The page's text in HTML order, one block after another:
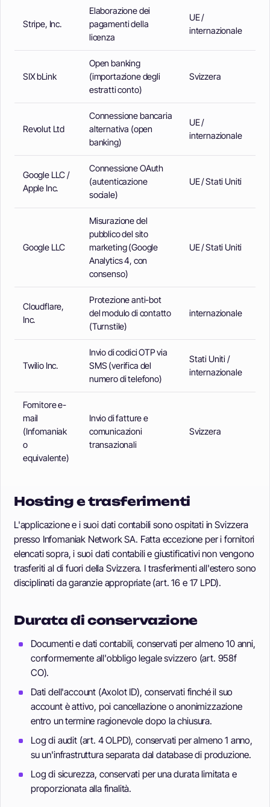
Stripe, Inc.
Elaborazione dei
pagamenti della
licenza
UE /
internazionale
SIX bLink
Open banking
(importazione degli
estratti conto)
Svizzera
Revolut Ltd
Connessione bancaria
alternativa (open
banking)
UE /
internazionale
Google LLC /
Apple Inc.
Connessione OAuth
(autenticazione
sociale)
UE / Stati Uniti
Google LLC
Misurazione del
pubblico del sito
marketing (Google
Analytics 4, con
consenso)
UE / Stati Uniti
Cloudflare,
Inc.
Protezione anti-bot
del modulo di contatto
(Turnstile)
internazionale
Twilio Inc.
Invio di codici OTP via
SMS (verifica del
numero di telefono)
Stati Uniti /
internazionale
Fornitore e-
mail
(Infomaniak
o
equivalente)
Invio di fatture e
comunicazioni
transazionali
Svizzera
Hosting e trasferimenti
L'applicazione e i suoi dati contabili sono ospitati in Svizzera
presso Infomaniak Network SA. Fatta eccezione per i fornitori
elencati sopra, i suoi dati contabili e giustificativi non vengono
trasferiti al di fuori della Svizzera. I trasferimenti all'estero sono
disciplinati da garanzie appropriate (art. 16 e 17 LPD).
Durata di conservazione
Documenti e dati contabili, conservati per almeno 10 anni,
conformemente all'obbligo legale svizzero (art. 958f
CO).
Dati dell'account (Axolot ID), conservati finché il suo
account è attivo, poi cancellazione o anonimizzazione
entro un termine ragionevole dopo la chiusura.
Log di audit (art. 4 OLPD), conservati per almeno 1 anno,
su un'infrastruttura separata dal database di produzione.
Log di sicurezza, conservati per una durata limitata e
proporzionata alla finalità.